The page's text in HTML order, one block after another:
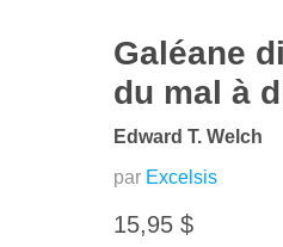
Galéane
du mal à
Edward T. Welch
par Excelsis
Prix actuel
15,95 $